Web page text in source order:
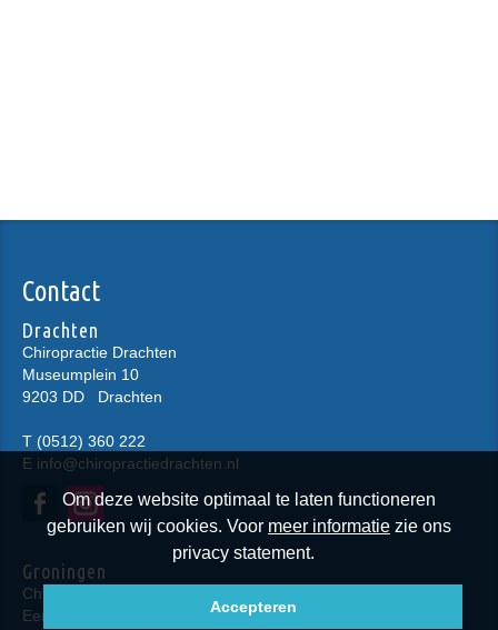
Om deze website optimaal te laten functioneren
gebruiken wij cookies. Voor meer informatie zie ons
privacy statement.
Accepteren
Contact
Drachten
Chiropractie Drachten
Museumplein 10
9203 DD
Drachten
T (0512) 360 222
E info@chiropractiedrachten.nl
Groningen
Chiropractie Groningen
Eendrachtskade NZ 23